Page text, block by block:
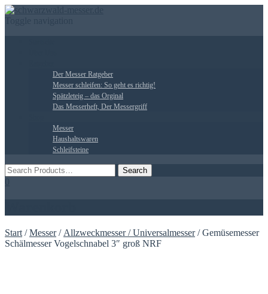
Der Messer Ratgeber
Messer schleifen: So geht es richtig!
Spätzleteig – das Orginal
Das Messerheft, Der Messergriff
Messer
Haushaltswaren
Schleifsteine
Start /Messer/ Allzweckmesser / Universalmesser/ Gemüsemesser
Schälmesser Vogelschnabel 3″ groß NRF